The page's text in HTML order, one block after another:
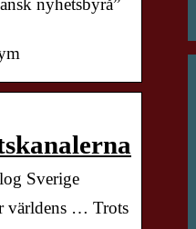
nyhetsbyrå”
Sverige
världens … Trots